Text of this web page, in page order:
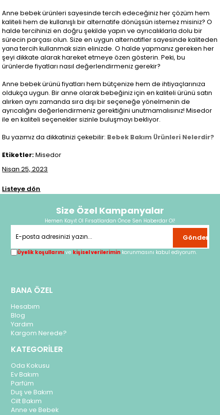
Anne bebek ürünleri sayesinde tercih edeceğiniz her çözüm hem
kaliteli hem de kullanışlı bir alternatife dönüşsün istemez misiniz? O
halde tercihinizi en doğru şekilde yapın ve ayrıcalıklarla dolu bir
sürecin parçası olun. Size en uygun alternatifler sayesinde kaliteden
yana tercih kullanmak sizin elinizde. O halde yapmanız gereken her
şeyi dikkate alarak hareket etmeye özen gösterin. Peki, bu
ürünlerde fiyatları nasıl değerlendirmeniz gerekir?
Anne bebek ürünü fiyatları hem bütçenize hem de ihtiyaçlarınıza
oldukça uygun. Bir anne olarak bebeğiniz için en kaliteli ürünü satın
alırken aynı zamanda sıra dışı bir seçeneğe yönelmenin de
ayrıcalığını değerlendirmeniz gerektiğini unutmamalısınız! Misedor
ile en kaliteli seçenekler sizinle buluşmayı bekliyor.
Bu yazımız da dikkatinizi çekebilir: Bebek Bakım Ürünleri Nelerdir?
Etiketler:Misedor
Nisan 25, 2023
Listeye dön
Size Özel Kampanyalar
Hemen Kayıt Ol Fırsatlardan Önce Sen Haberdar Ol!
Gönder
Üyelik koşullarını ve kişisel verilerimin korunmasını kabul ediyorum.
BANA ÖZEL
Hesabım
Blog
Yardım
Kargom Nerede?
KATEGORİLER
Oda Kokusu
Ev Bakım
Parfüm
Duş ve Bakım
Cilt Bakım
Anne ve Bebek